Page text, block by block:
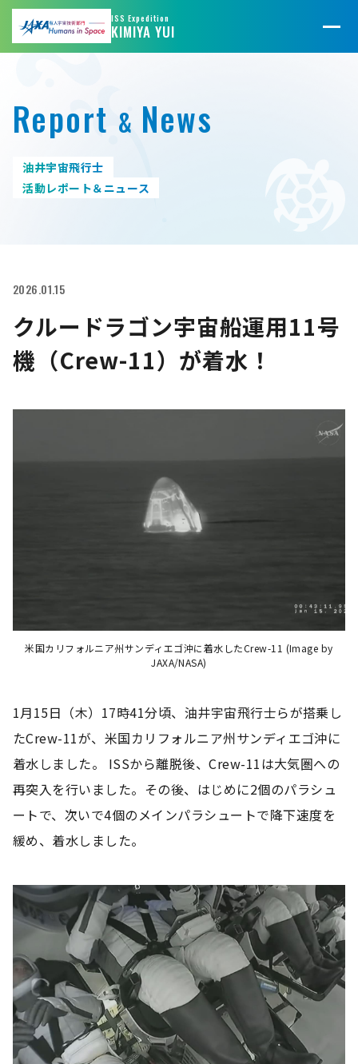
ISS Expedition
KIMIYA YUI
Report & News
油井宇宙飛行士
活動レポート＆ニュース
2026.01.15
クルードラゴン宇宙船運用11号
機（Crew-11）が着水！
米国カリフォルニア州サンディエゴ沖に着水したCrew-11 (Image by
JAXA/NASA)
1月15日（木）17時41分頃、油井宇宙飛行士らが搭乗し
たCrew-11が、米国カリフォルニア州サンディエゴ沖に
着水しました。 ISSから離脱後、Crew-11は大気圏への
再突入を行いました。その後、はじめに2個のパラシュ
ートで、次いで4個のメインパラシュートで降下速度を
緩め、着水しました。